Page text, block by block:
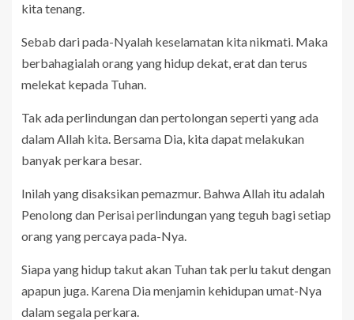
kita tenang.
Sebab dari pada-Nyalah keselamatan kita nikmati. Maka
berbahagialah orang yang hidup dekat, erat dan terus
melekat kepada Tuhan.
Tak ada perlindungan dan pertolongan seperti yang ada
dalam Allah kita. Bersama Dia, kita dapat melakukan
banyak perkara besar.
Inilah yang disaksikan pemazmur. Bahwa Allah itu adalah
Penolong dan Perisai perlindungan yang teguh bagi setiap
orang yang percaya pada-Nya.
Siapa yang hidup takut akan Tuhan tak perlu takut dengan
apapun juga. Karena Dia menjamin kehidupan umat-Nya
dalam segala perkara.